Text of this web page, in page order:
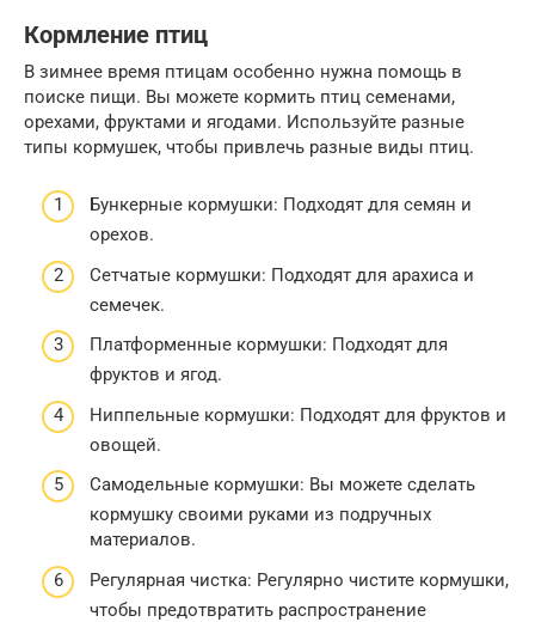
Кормление птиц
В зимнее время птицам особенно нужна помощь в
поиске пищи. Вы можете кормить птиц семенами,
орехами, фруктами и ягодами. Используйте разные
типы кормушек, чтобы привлечь разные виды птиц.
Бункерные кормушки: Подходят для семян и
орехов.
Сетчатые кормушки: Подходят для арахиса и
семечек.
Платформенные кормушки: Подходят для
фруктов и ягод.
Ниппельные кормушки: Подходят для фруктов и
овощей.
Самодельные кормушки: Вы можете сделать
кормушку своими руками из подручных
материалов.
Регулярная чистка: Регулярно чистите кормушки,
чтобы предотвратить распространение